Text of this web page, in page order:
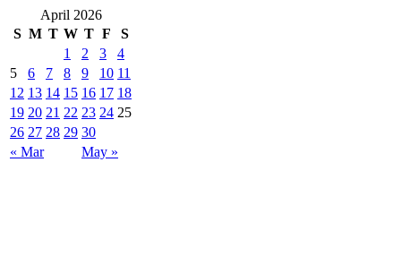
April 2026
S M T W T F S
« Mar May »
1 2 3
4
5
6 7 8 9 10 11
12 13 14 15 16 17 18
19 20 21 22 23 24 25
26 27 28 29 30